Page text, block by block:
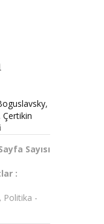
,
Çertikin
Sayısı
:
, Politika -